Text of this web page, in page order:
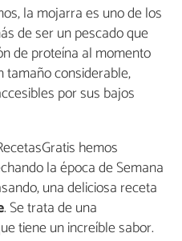
la mojarra es uno de los
de ser un pescado que
de proteína al momento
tamaño considerable,
por sus bajos
hemos
la época de Semana
una deliciosa receta
. Se trata de una
tiene un increíble sabor.